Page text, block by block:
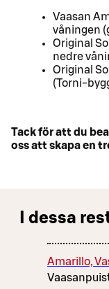
Vaasan
våningen
Original
nedre
Original
(Torni-
Tack för att du
oss att skapa en
I dessa
Amarillo,